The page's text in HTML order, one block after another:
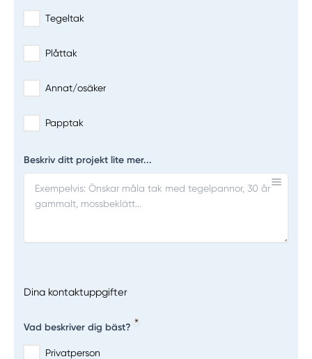
Tegeltak
Plåttak
Annat/osäker
Papptak
Beskriv ditt projekt lite mer...
Dina kontaktuppgifter
Vad beskriver dig bäst?
Privatperson